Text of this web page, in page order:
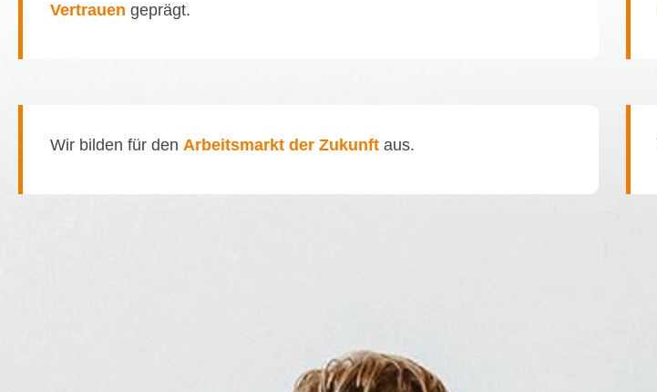
Vertrauen geprägt.
Wir bilden für den Arbeitsmarkt der Zukunft aus.